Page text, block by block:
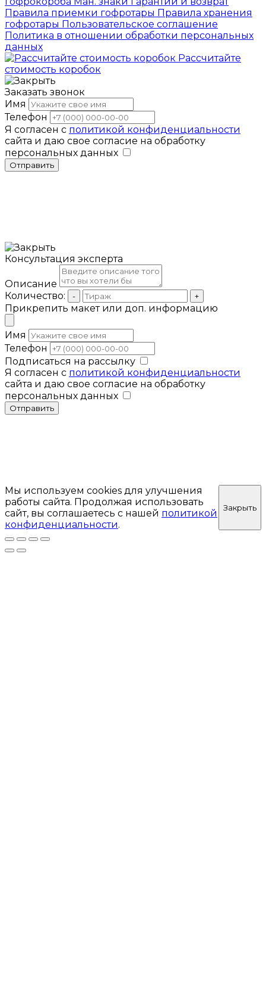
Правила приемки гофротары Правила хранения
гофротары Пользовательское соглашение
Политика в отношении обработки персональных
данных
Рассчитайте
стоимость коробок
Заказать звонок
Имя
Телефон
Я согласен с политикой конфиденциальности
сайта и даю свое согласие на обработку
персональных данных
Отправить
Консультация эксперта
Описание
Количество:
- +
Прикрепить макет или доп. информацию
Имя
Телефон
Подписаться на рассылку
Я согласен с политикой конфиденциальности
сайта и даю свое согласие на обработку
персональных данных
Отправить
Мы используем cookies для улучшения
работы сайта. Продолжая использовать
сайт, вы соглашаетесь с нашей политикой
конфиденциальности.
Закрыть